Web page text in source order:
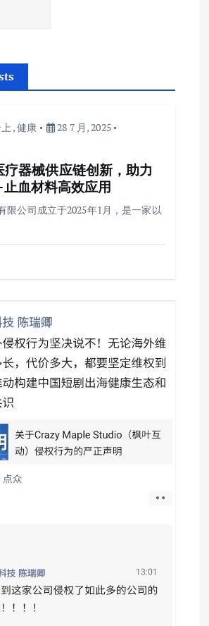
,健康
28 7 月, 2025
疗器械供应链创新，助力
血材料高效应用
限公司成立于2025年1月，是一家以